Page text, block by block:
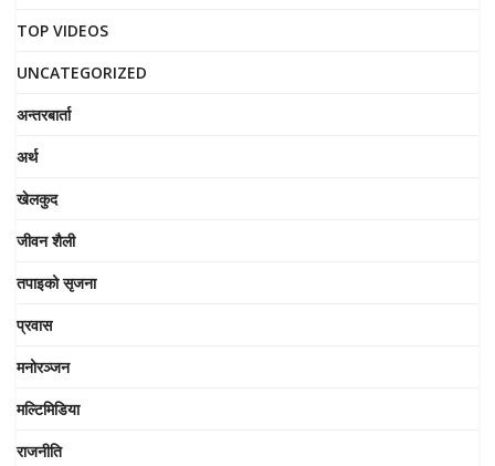
TOP VIDEOS
UNCATEGORIZED
अन्तरबार्ता
अर्थ
खेलकुद
जीवन शैली
तपाइको सृजना
प्रवास
मनोरञ्जन
मल्टिमिडिया
राजनीति